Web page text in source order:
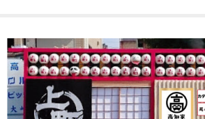
音楽
衣装
地方車